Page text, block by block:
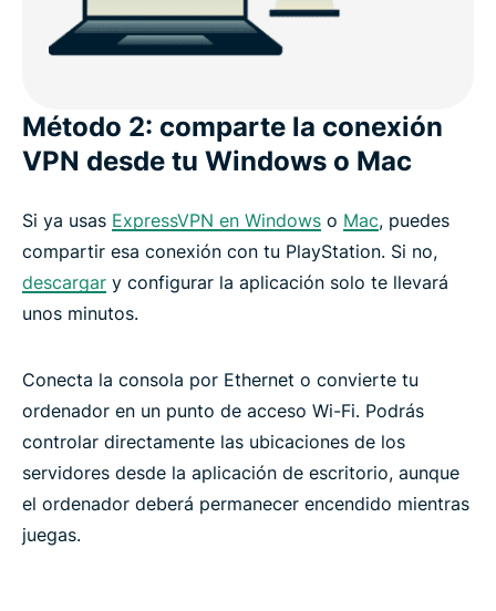
Método 2: comparte la conexión
VPN desde tu Windows o Mac
Si ya usas ExpressVPN en Windows o Mac, puedes
compartir esa conexión con tu PlayStation. Si no,
descargar y configurar la aplicación solo te llevará
unos minutos.
Conecta la consola por Ethernet o convierte tu
ordenador en un punto de acceso Wi-Fi. Podrás
controlar directamente las ubicaciones de los
servidores desde la aplicación de escritorio, aunque
el ordenador deberá permanecer encendido mientras
juegas.